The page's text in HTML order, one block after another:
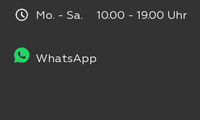
Mo. - Sa. 10.00 - 19.00 Uhr
WhatsApp